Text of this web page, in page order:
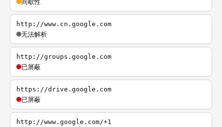
http://www.cn.google.com
无法解析
http://groups.google.com
已屏蔽
https://drive.google.com
已屏蔽
http://www.google.com/+1